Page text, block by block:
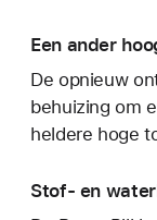
Een ander
De opnieuw
behuizing om
heldere hoge
Stof- en